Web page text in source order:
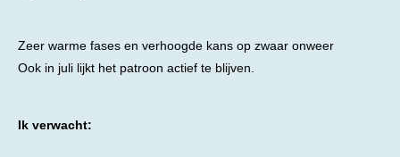
Zeer warme fases en verhoogde kans op zwaar onweer
Ook in juli lijkt het patroon actief te blijven.
Ik verwacht: